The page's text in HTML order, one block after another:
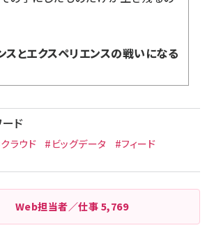
スとエクスペリエンスの戦いになる
ド
ラウド #ビッグデータ
#フィード
Web担当者／仕事 5,769